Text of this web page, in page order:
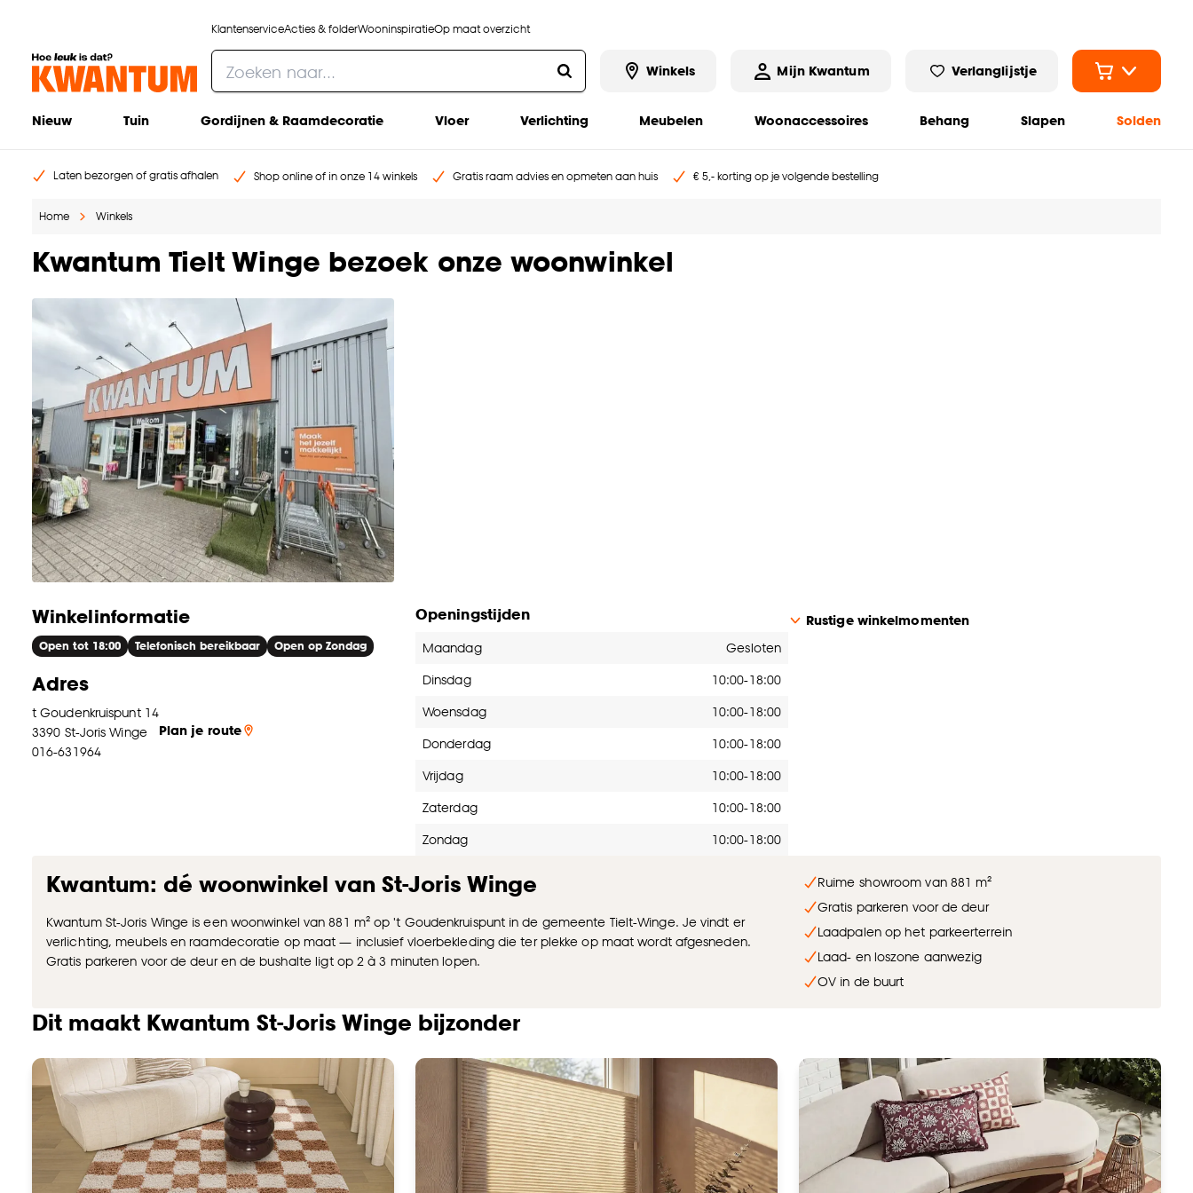
KlantenserviceActies & folderWooninspiratieOp maat overzicht
Winkels Mijn Kwantum Verlanglijstje
Nieuw Tuin Gordijnen & Raamdecoratie Vloer Verlichting Meubelen Woonaccessoires Behang Slapen Solden
Laten bezorgen of gratis afhalen Shop online of in onze 14 winkels Gratis raam advies en opmeten aan huis € 5,- korting op je volgende bestelling
Home Winkels
Kwantum Tielt Winge bezoek onze woonwinkel
Winkelinformatie
Open tot 18:00 Telefonisch bereikbaar Open op Zondag
Adres
t Goudenkruispunt 14
3390 St-Joris Winge
016-631964
Plan je route
Openingstijden
Openingstijden
Maandag Gesloten
Dinsdag 10:00-18:00
Woensdag 10:00-18:00
Donderdag 10:00-18:00
Vrijdag 10:00-18:00
Zaterdag 10:00-18:00
Zondag 10:00-18:00
Rustige winkelmomenten
Kwantum: dé woonwinkel van St-Joris Winge
Kwantum St-Joris Winge is een woonwinkel van 881 m² op 't Goudenkruispunt in de gemeente Tielt-Winge. Je vindt er
verlichting, meubels en raamdecoratie op maat — inclusief vloerbekleding die ter plekke op maat wordt afgesneden.
Gratis parkeren voor de deur en de bushalte ligt op 2 à 3 minuten lopen.
Ruime showroom van 881 m²
Gratis parkeren voor de deur
Laadpalen op het parkeerterrein
Laad- en loszone aanwezig
OV in de buurt
Dit maakt Kwantum St-Joris Winge bijzonder